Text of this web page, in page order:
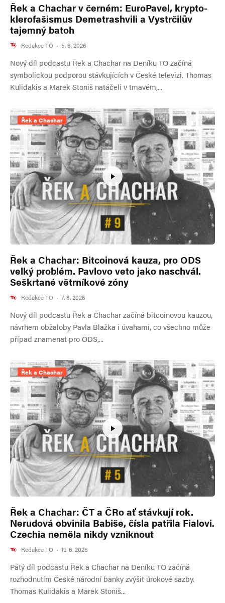
Řek a Chachar v černém: EuroPavel, krypto-
klerofašismus Demetrashvili a Vystrčilův
tajemný batoh
Redakce TO · 5. 6. 2026
Nový díl podcastu Řek a Chachar na Deníku TO začíná
symbolickou podporou stávkujících v České televizi. Thomas
Kulidakis a Marek Stoniš natáčeli v tmavém,...
Řek a Chachar
Řek a Chachar: Bitcoinová kauza, pro ODS
velký problém. Pavlovo veto jako naschvál.
Seškrtané větrníkové zóny
Redakce TO · 7. 8. 2026
Nový díl podcastu Řek a Chachar začíná bitcoinovou kauzou,
návrhem obžaloby Pavla Blažka i úvahami, co všechno může
případ znamenat pro ODS,...
Řek a Chachar
Řek a Chachar: ČT a ČRo ať stávkují rok.
Nerudová obvinila Babiše, čísla patřila Fialovi.
Czechia neměla nikdy vzniknout
Redakce TO · 19. 6. 2026
Pátý díl podcastu Řek a Chachar na Deníku TO začíná
rozhodnutím České národní banky zvýšit úrokové sazby.
Thomas Kulidakis a Marek Stoniš...